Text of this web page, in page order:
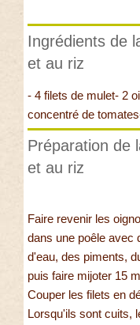
Ingrédients de
et au riz
- 4 filets de mulet- 2
concentré de
Préparation de
et au riz
Faire revenir les
dans une poêle avec
d'eau, des piments,
puis faire mijoter 15
Couper les filets en
Lorsqu'ils sont cuits,